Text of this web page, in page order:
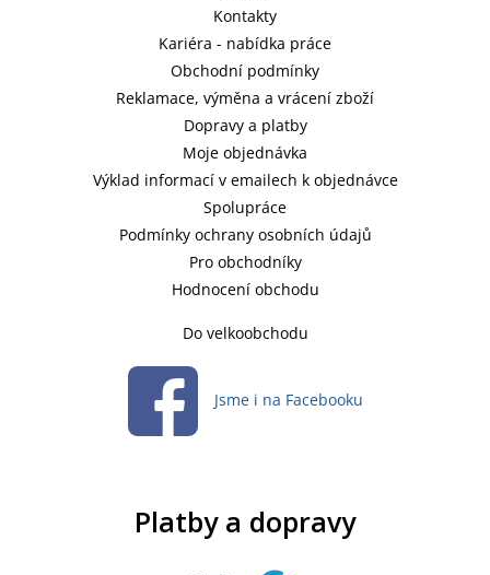
Kontakty
Kariéra - nabídka práce
Obchodní podmínky
Reklamace, výměna a vrácení zboží
Dopravy a platby
Moje objednávka
Výklad informací v emailech k objednávce
Spolupráce
Podmínky ochrany osobních údajů
Pro obchodníky
Hodnocení obchodu
Do velkoobchodu
Jsme i na Facebooku
Platby a dopravy